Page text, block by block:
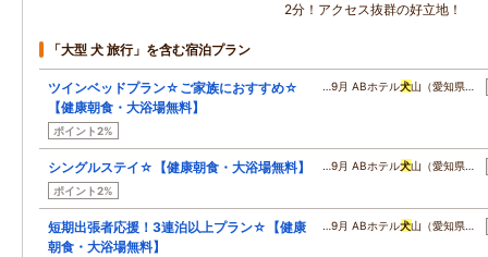
2分！アクセス抜群の好立地！
「大型 犬 旅行」を含む宿泊プラン
ツインベッドプラン☆ご家族におすすめ☆
【健康朝食・大浴場無料】
ポイント2%
…9月 ABホテル犬山（愛知県…
シングルステイ☆【健康朝食・大浴場無料】
ポイント2%
…9月 ABホテル犬山（愛知県…
短期出張者応援！3連泊以上プラン☆【健康
朝食・大浴場無料】
…9月 ABホテル犬山（愛知県…